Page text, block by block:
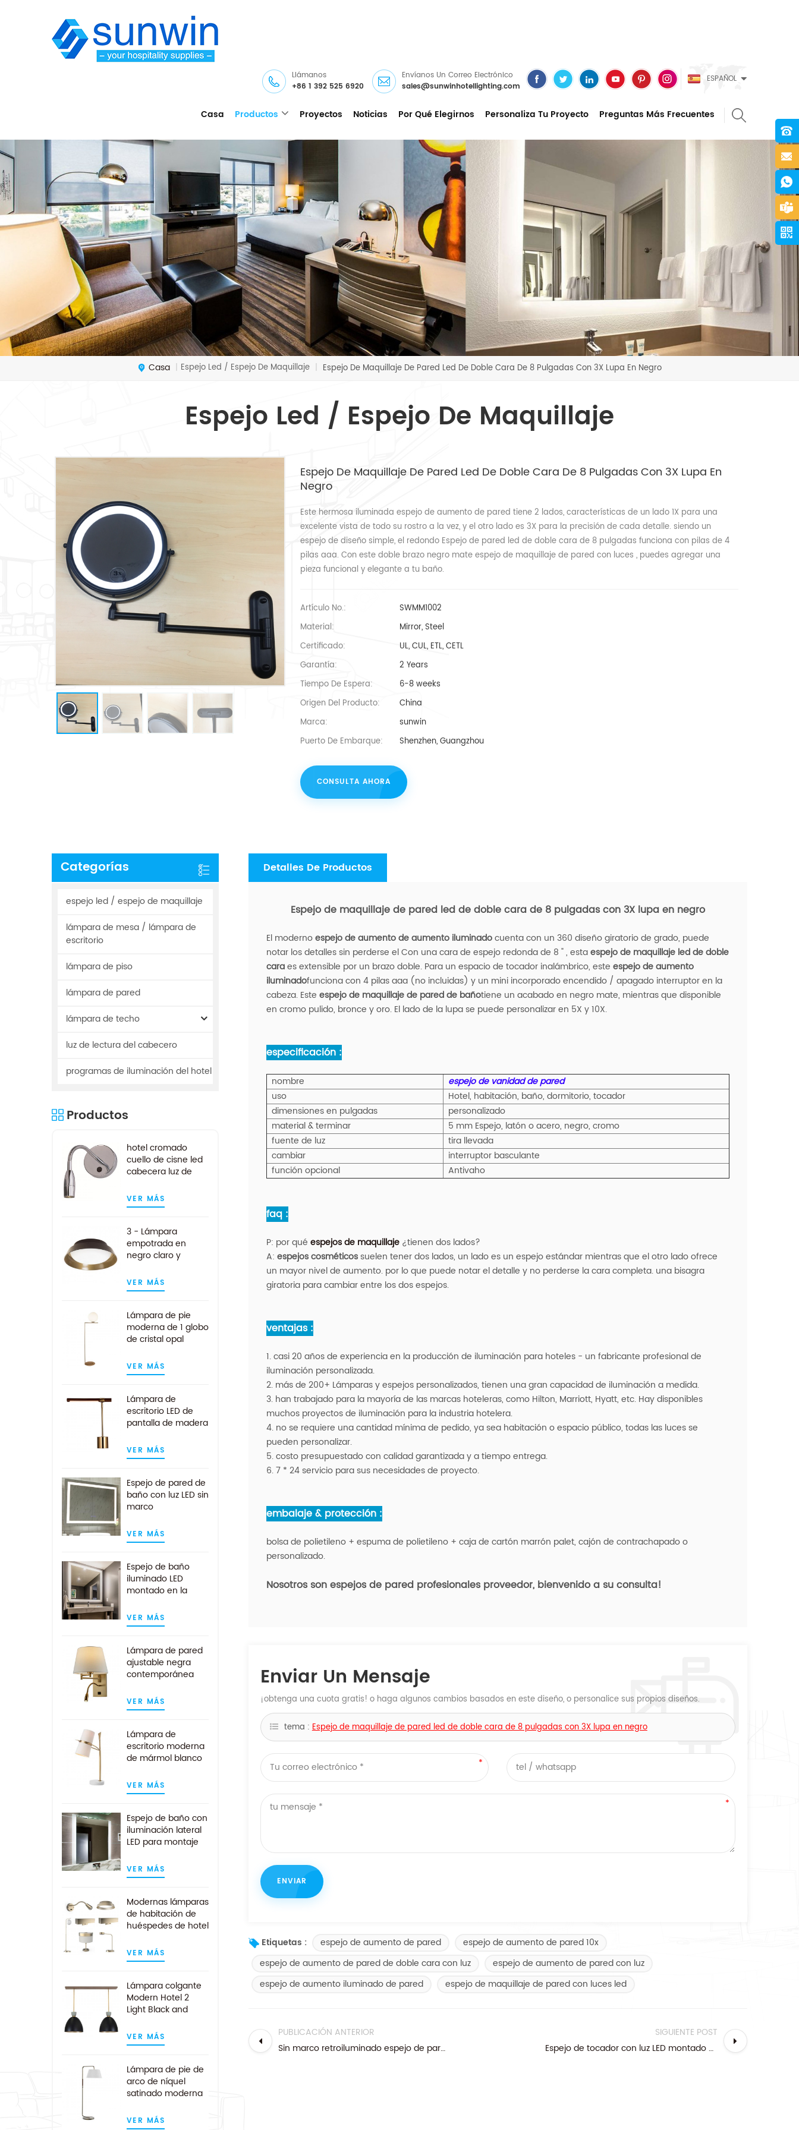
ESPAÑOL
Llámanos
+86 1 392 525 6920
Envíanos Un Correo Electrónico
sales@sunwinhotellighting.com
Casa Productos Proyectos Noticias Por Qué Elegirnos Personaliza Tu Proyecto Preguntas Más Frecuentes
Casa | Espejo Led / Espejo De Maquillaje | Espejo De Maquillaje De Pared Led De Doble Cara De 8 Pulgadas Con 3X Lupa En Negro
Espejo Led / Espejo De Maquillaje
Espejo De Maquillaje De Pared Led De Doble Cara De 8 Pulgadas Con 3X Lupa En
Negro
Este hermosa iluminada espejo de aumento de pared tiene 2 lados, características de un lado 1X para una
excelente vista de todo su rostro a la vez, y el otro lado es 3X para la precisión de cada detalle. siendo un
espejo de diseño simple, el redondo Espejo de pared led de doble cara de 8 pulgadas funciona con pilas de 4
pilas aaa. Con este doble brazo negro mate espejo de maquillaje de pared con luces , puedes agregar una
pieza funcional y elegante a tu baño.
Artículo No.:
SWMM1002
Material:
Mirror, Steel
Certificado:
UL, CUL, ETL, CETL
Garantía:
2 Years
Tiempo De Espera:
6-8 weeks
Origen Del Producto:
China
Marca:
sunwin
Puerto De Embarque:
Shenzhen, Guangzhou
CONSULTA AHORA
Categorías
espejo led / espejo de maquillaje
lámpara de mesa / lámpara de
escritorio
lámpara de piso
lámpara de pared
lámpara de techo
luz de lectura del cabecero
programas de iluminación del hotel
Productos
hotel cromado
cuello de cisne led
cabecera luz de
VER MÁS
3 - Lámpara
empotrada en
negro claro y
VER MÁS
Lámpara de pie
moderna de 1 globo
de cristal opal
acabado latón
VER MÁS
Lámpara de
escritorio LED de
pantalla de madera
moderna en latón
antiguo
VER MÁS
Espejo de pared de
baño con luz LED sin
marco
almohadilla
antivaho
VER MÁS
Espejo de baño
iluminado LED
montado en la
cuadrado
contemporáneo
VER MÁS
Lámpara de pared
ajustable negra
contemporánea
LED
VER MÁS
Lámpara de
escritorio moderna
de mármol blanco
pantalla de tela
blanca
VER MÁS
Espejo de baño con
iluminación lateral
LED para montaje
VER MÁS
Modernas lámparas
de habitación de
huéspedes de hotel
oro cepillado
VER MÁS
Lámpara colgante
Modern Hotel 2
Light Black and
VER MÁS
Lámpara de pie de
arco de níquel
satinado moderna
siglo
VER MÁS
Detalles De Productos
Espejo de maquillaje de pared led de doble cara de 8 pulgadas con 3X lupa en negro
El modernoespejo de aumento de aumento iluminadocuenta con un 360 diseño giratorio de grado, puede
notar los detalles sin perderse el Con una cara de espejo redonda de 8 " , estaespejo de maquillaje led de doble
caraes extensible por un brazo doble. Para un espacio de tocador inalámbrico, este espejo de aumento
iluminadofunciona con 4 pilas aaa (no incluidas) y un mini incorporado encendido / apagado interruptor en la
cabeza. Este espejo de maquillaje de pared de bañotiene un acabado en negro mate, mientras que disponible
en cromo pulido, bronce y oro. El lado de la lupa se puede personalizar en 5X y 10X.
especificación :
nombre
espejo de vanidad de pared
uso
Hotel, habitación, baño, dormitorio, tocador
dimensiones en pulgadas
personalizado
material & terminar
5 mm Espejo, latón o acero, negro, cromo
fuente de luz
tira llevada
cambiar
interruptor basculante
función opcional
Antivaho
faq :
P: por qué espejos de maquillaje¿tienen dos lados?
A: espejos cosméticossuelen tener dos lados, un lado es un espejo estándar mientras que el otro lado ofrece
un mayor nivel de aumento. por lo que puede notar el detalle y no perderse la cara completa. una bisagra
giratoria para cambiar entre los dos espejos.
ventajas :
1. casi 20 años de experiencia en la producción de iluminación para hoteles - un fabricante profesional de
iluminación personalizada.
2. más de 200+ Lámparas y espejos personalizados, tienen una gran capacidad de iluminación a medida.
3. han trabajado para la mayoría de las marcas hoteleras, como Hilton, Marriott, Hyatt, etc. Hay disponibles
muchos proyectos de iluminación para la industria hotelera.
4. no se requiere una cantidad mínima de pedido, ya sea habitación o espacio público, todas las luces se
pueden personalizar.
5. costo presupuestado con calidad garantizada y a tiempo entrega.
6. 7 * 24 servicio para sus necesidades de proyecto.
embalaje & protección :
bolsa de polietileno + espuma de polietileno + caja de cartón marrón palet, cajón de contrachapado o
personalizado.
Nosotros son espejos de pared profesionalesproveedor, bienvenido a su consulta!
Enviar Un Mensaje
¡obtenga una cuota gratis! o haga algunos cambios basados ​​en este diseño, o personalice sus propios diseños.
tema :Espejo de maquillaje de pared led de doble cara de 8 pulgadas con 3X lupa en negro
Etiquetas : espejo de aumento de pared
espejo de aumento de pared 10x
espejo de aumento de pared de doble cara con luz
espejo de aumento de pared con luz
espejo de aumento iluminado de pared
espejo de maquillaje de pared con luces led
PUBLICACIÓN ANTERIOR
Sin marco retroiluminado espejo de pared de vanidad con luces led
SIGUIENTE POST
Espejo de tocador con luz LED montado en la pared con almohadilla antivaho